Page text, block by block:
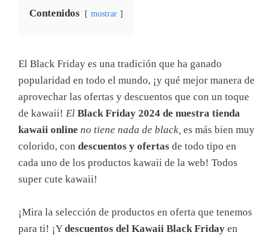
Contenidos mostrar
El Black Friday es una tradición que ha ganado
popularidad en todo el mundo, ¡y qué mejor manera de
aprovechar las ofertas y descuentos que con un toque
de kawaii! El Black Friday 2024 de nuestra tienda
kawaii online no tiene nada de black, es más bien muy
colorido, con descuentos y ofertas de todo tipo en
cada uno de los productos kawaii de la web! Todos
super cute kawaii!
¡Mira la selección de productos en oferta que tenemos
para ti! ¡Ydescuentos del Kawaii Black Friday en